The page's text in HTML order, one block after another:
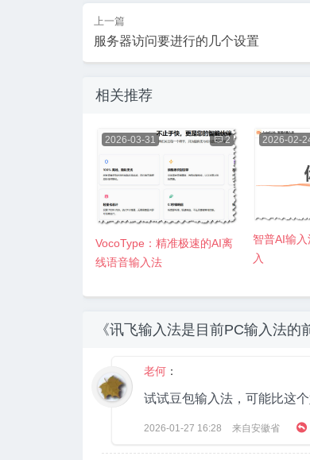
上一篇
服务器访问要进行的几个设置
相关推荐
2026-03-31  2
VocoType：精准极速的AI离
线语音输入法
2026-02-
智普AI输
入
《讯飞输入法是目前PC输入法的
老何 ：
试试豆包输入法，可能比这个
2026-01-27 16:28 来自安徽省 